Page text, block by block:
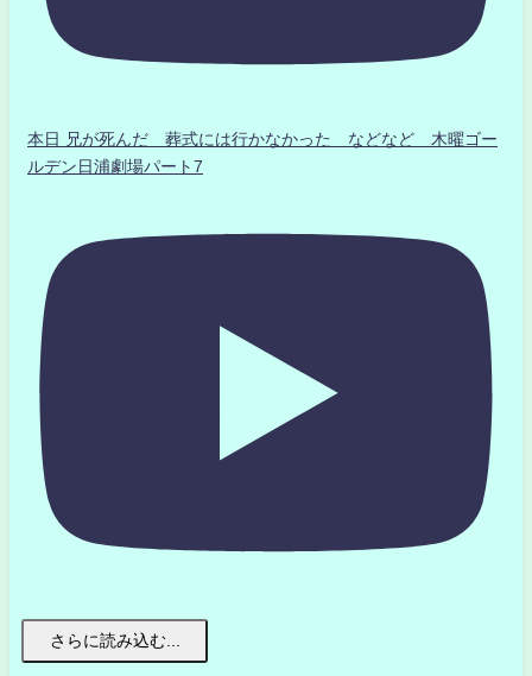
本日 兄が死んだ 葬式には行かなかった などなど 木曜ゴー
ルデン日浦劇場パート7
さらに読み込む...